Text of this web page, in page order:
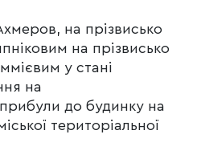
на прізвисько
на прізвисько
у стані
на
до будинку на
територіальної